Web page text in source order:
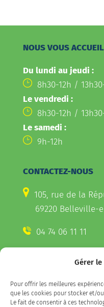
Gérer
Pour offrir les meilleures
que les cookies pour stocker et/
Le fait de consentir à ces
NOUS VOUS
Du lundi au jeudi :
8h30-12h /
Le vendredi :
8h30-12h /
Le samedi :
9h-12h
CONTACTEZ-NOUS
105, rue de la
69220 Belleville-
04 74 06 11 11
CONTACTEZ-NOUS
sur votre